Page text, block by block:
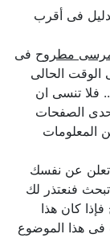
فى أقرب
مطروحفى
الحالى
تنسى ان
الصفحات
عن نفسك
فنعتذر لك
كان هذا
هذا الموضوع